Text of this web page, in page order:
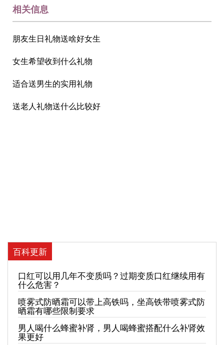
相关信息
朋友生日礼物送啥好女生
女生希望收到什么礼物
适合送男生的实用礼物
送老人礼物送什么比较好
百科更新
口红可以用几年不变质吗？过期变质口红继续用有
什么危害？
喷雾式防晒霜可以带上高铁吗，坐高铁带喷雾式防
晒霜有哪些限制要求
男人喝什么蜂蜜补肾，男人喝蜂蜜搭配什么补肾效
果更好